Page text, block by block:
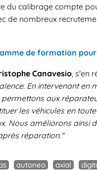
du calibrage compte
de nombreux
de formation
Canavesio, s'en
En intervenant en
aux
les véhicules en
Nous améliorons ainsi
réparation."
autoneo axial